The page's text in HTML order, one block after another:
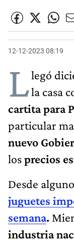
12-12-2023 08:19
Llegó
la casa
cartita para
particular
nuevo
losprecios
Desde
juguetes
semana.
industria